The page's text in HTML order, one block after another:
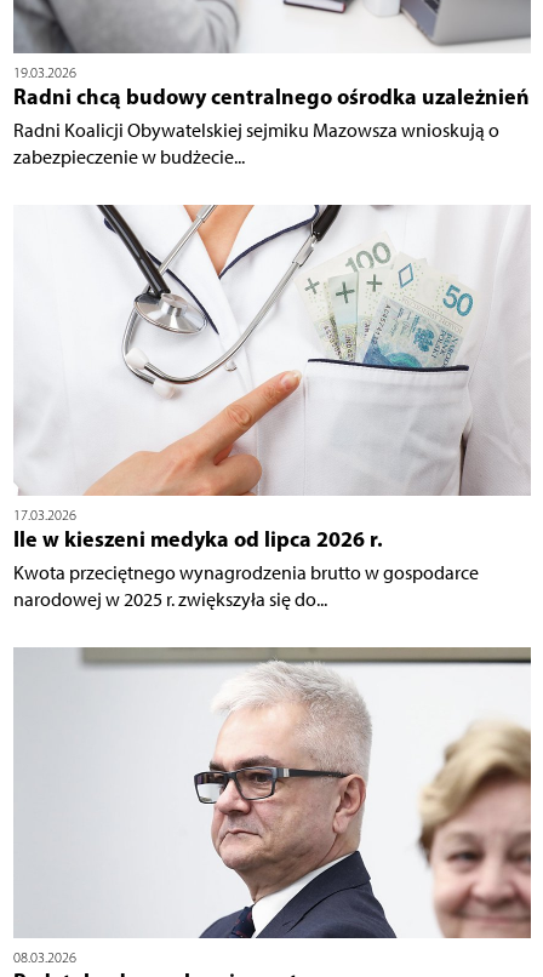
19.03.2026
Radni chcą budowy centralnego ośrodka uzależnień
Radni Koalicji Obywatelskiej sejmiku Mazowsza wnioskują o
zabezpieczenie w budżecie...
17.03.2026
Ile w kieszeni medyka od lipca 2026 r.
Kwota przeciętnego wynagrodzenia brutto w gospodarce
narodowej w 2025 r. zwiększyła się do...
08.03.2026